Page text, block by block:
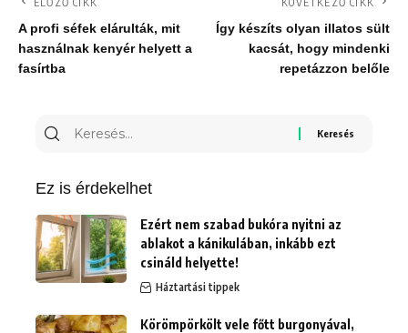
A profi séfek elárulták, mit
használnak kenyér helyett a
fasírtba
Így készíts olyan illatos sült
kacsát, hogy mindenki
repetázzon belőle
Keresés
Ez is érdekelhet
Ezért nem szabad bukóra nyitni az
ablakot a kánikulában, inkább ezt
csináld helyette!
Háztartási tippek
Körömpörkölt vele főtt burgonyával,